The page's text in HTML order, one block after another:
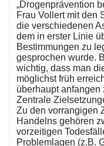
„Drogenprävention
Frau Vollert mit den
die verschiedenen
dem in erster Linie
Bestimmungen zu
gesprochen wurde.
wichtig, dass man
möglichst früh
überhaupt anfangen
Zentrale
Zu den vorrangigen
Handelns gehören
vorzeitigen
Problemlagen (z.B.